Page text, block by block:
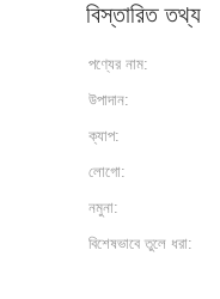
বিস্তারিত তথ্য
পণ্যের নাম:
উপাদান:
ক্যাপ:
লোগো:
নমুনা:
বিশেষভাবে তুলে ধরা: